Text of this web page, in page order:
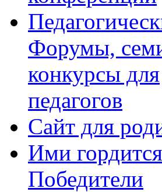
Форумы,
конкурсы для
педагогов
Сайт для
Ими
Победители